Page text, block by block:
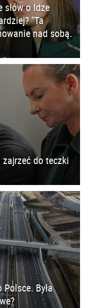
słów o Idze
"Ta
nad sobą.
do teczki
Była